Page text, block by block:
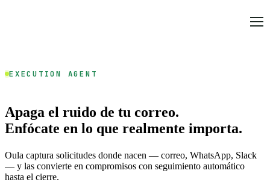
EXECUTION AGENT
Apaga el ruido de tu correo.
Enfócate en lo que realmente importa.
Oula captura solicitudes donde nacen — correo, WhatsApp, Slack
— y las convierte en compromisos con seguimiento automático
hasta el cierre.